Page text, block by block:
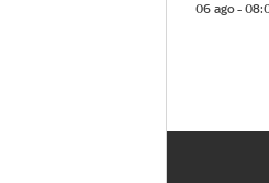
06 ago -